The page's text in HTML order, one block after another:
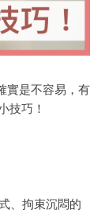
實是不容易 ，有
技巧 ！
、拘束沉悶的